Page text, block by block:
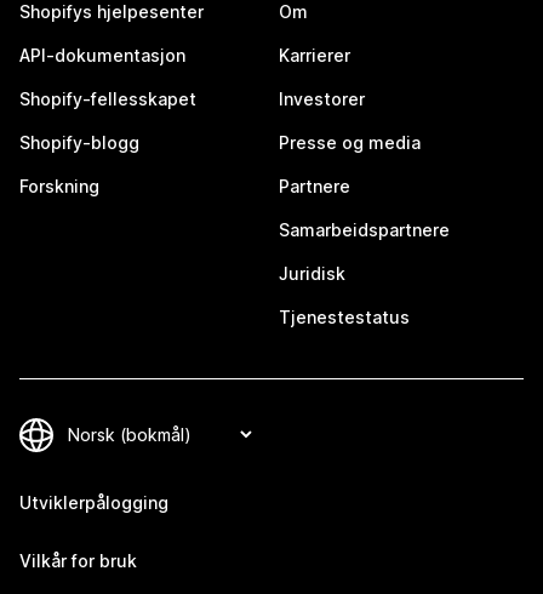
Shopifys hjelpesenter
API-dokumentasjon
Shopify-fellesskapet
Shopify-blogg
Forskning
Om
Karrierer
Investorer
Presse og media
Partnere
Samarbeidspartnere
Juridisk
Tjenestestatus
Utviklerpålogging
Vilkår for bruk